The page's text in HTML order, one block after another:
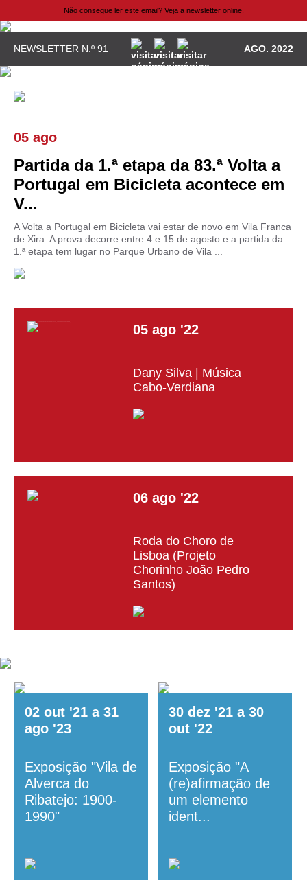
Não consegue ler este email? Veja a newsletter online.
NEWSLETTER N.º 91 AGO. 2022
05 ago
Partida da 1.ª etapa da 83.ª Volta a
Portugal em Bicicleta acontece em
V...
A Volta a Portugal em Bicicleta vai estar de novo em Vila Franca
de Xira. A prova decorre entre 4 e 15 de agosto e a partida da
1.ª etapa tem lugar no Parque Urbano de Vila ...
05 ago '22
Dany Silva | Música
Cabo-Verdiana
06 ago '22
Roda do Choro de
Lisboa (Projeto
Chorinho João Pedro
Santos)
02 out '21 a 31
ago '23
Exposição "Vila de
Alverca do
Ribatejo: 1900-
1990"
30 dez '21 a 30
out '22
Exposição "A
(re)afirmação de
um elemento
ident...